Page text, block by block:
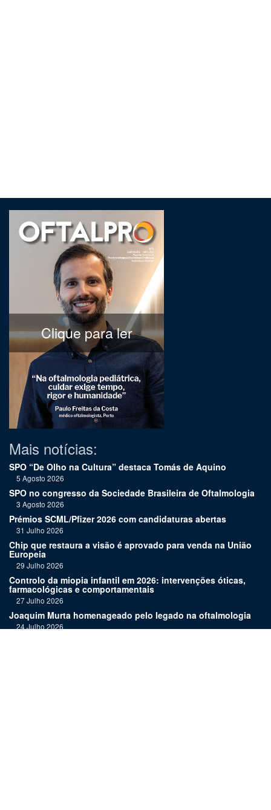
Clique para ler
Mais notícias:
SPO “De Olho na Cultura” destaca Tomás de Aquino
5 Agosto 2026
SPO no congresso da Sociedade Brasileira de Oftalmologia
3 Agosto 2026
Prémios SCML/Pfizer 2026 com candidaturas abertas
31 Julho 2026
Chip que restaura a visão é aprovado para venda na União
Europeia
29 Julho 2026
Controlo da miopia infantil em 2026: intervenções óticas,
farmacológicas e comportamentais
27 Julho 2026
Joaquim Murta homenageado pelo legado na oftalmologia
24 Julho 2026